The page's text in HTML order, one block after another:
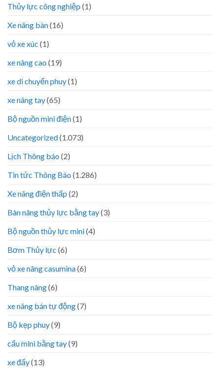
Thủy lực công nghiệp (1)
Xe nâng bàn(16)
vỏ xe xúc (1)
xe nâng cao (19)
xe di chuyển phuy(1)
xe nâng tay(65)
Bộ nguồn mini điện(1)
Uncategorized(1.073)
Lịch Thông báo (2)
Tin tức Thông Báo (1.286)
Xe nâng điện thấp (2)
Bàn nâng thủy lực bằng tay(3)
Bộ nguồn thủy lực mini(4)
Bơm Thủy lực (6)
vỏ xe nâng casumina(6)
Thang nâng(6)
xe nâng bán tự động(7)
Bộ kẹp phuy(9)
cẩu mini bằng tay(9)
xe đẩy(13)